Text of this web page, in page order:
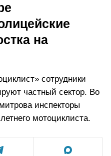
на
сотрудники
частный сектор. Во
инспекторы
мотоциклиста.